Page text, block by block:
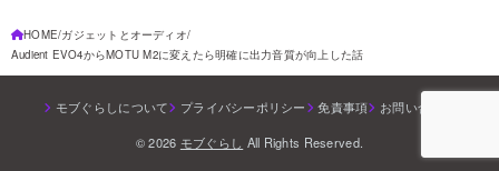
HOME ガジェットとオーディオ
Audient EVO4からMOTU M2に変えたら明確に出力音質が向上した話
モブぐらしについて プライバシーポリシー 免責事項 お問い合わせ
© 2026 モブぐらし All Rights Reserved.